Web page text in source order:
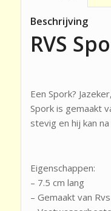
Beschrijving
RVS
Een Spork?
Spork is gemaakt
stevig en hij kan
Eigenschappen:
– 7.5 cm lang
– Gemaakt van Rvs